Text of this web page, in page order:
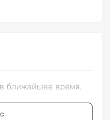
ближайшее время.